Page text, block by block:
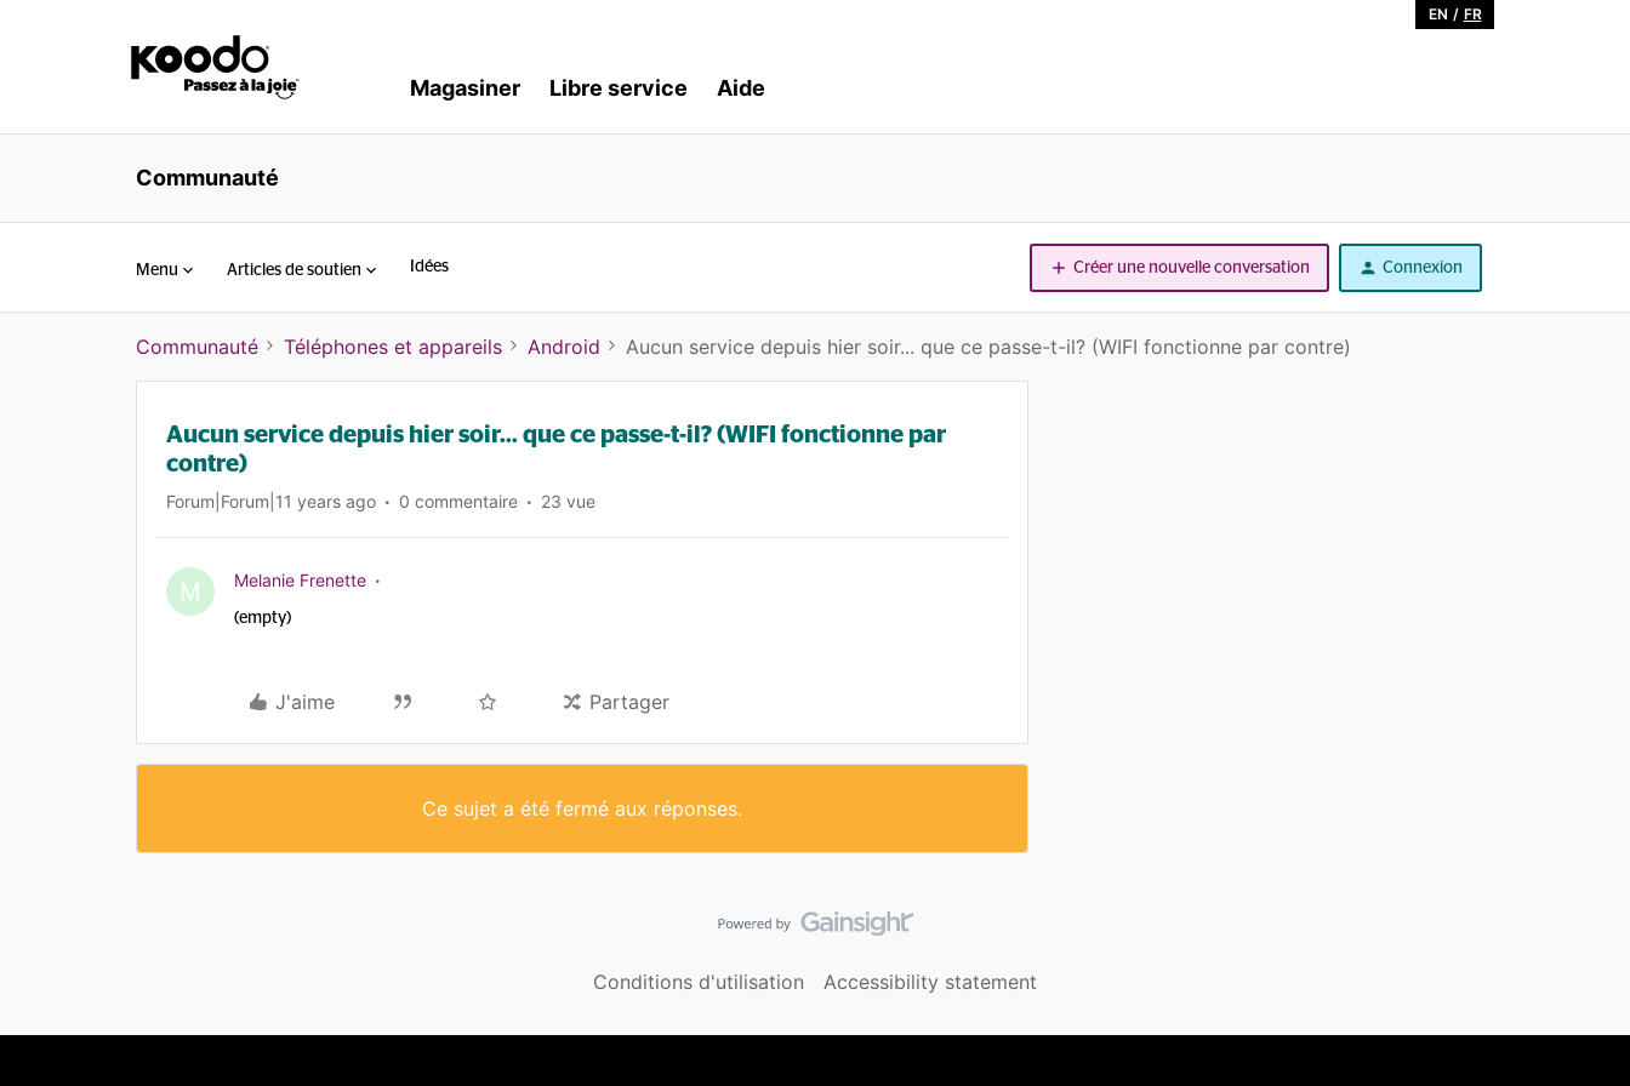
EN / FR
Magasiner Libre service Aide
Communauté
Menu Articles de soutien Idées Créer une nouvelle conversation Connexion
Communauté Téléphones et appareils Android Aucun service depuis hier soir... que ce passe-t-il? (WIFI fonctionne par contre)
Aucun service depuis hier soir... que ce passe-t-il? (WIFI fonctionne par
contre)
Forum|Forum|11 years ago 0 commentaire 23 vue
M Melanie Frenette
(empty)
J'aime Partager
Ce sujet a été fermé aux réponses.
Conditions d'utilisation Accessibility statement